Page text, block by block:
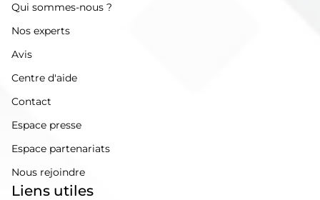
Qui sommes-nous ?
Nos experts
Avis
Centre d'aide
Contact
Espace presse
Espace partenariats
Nous rejoindre
Liens utiles